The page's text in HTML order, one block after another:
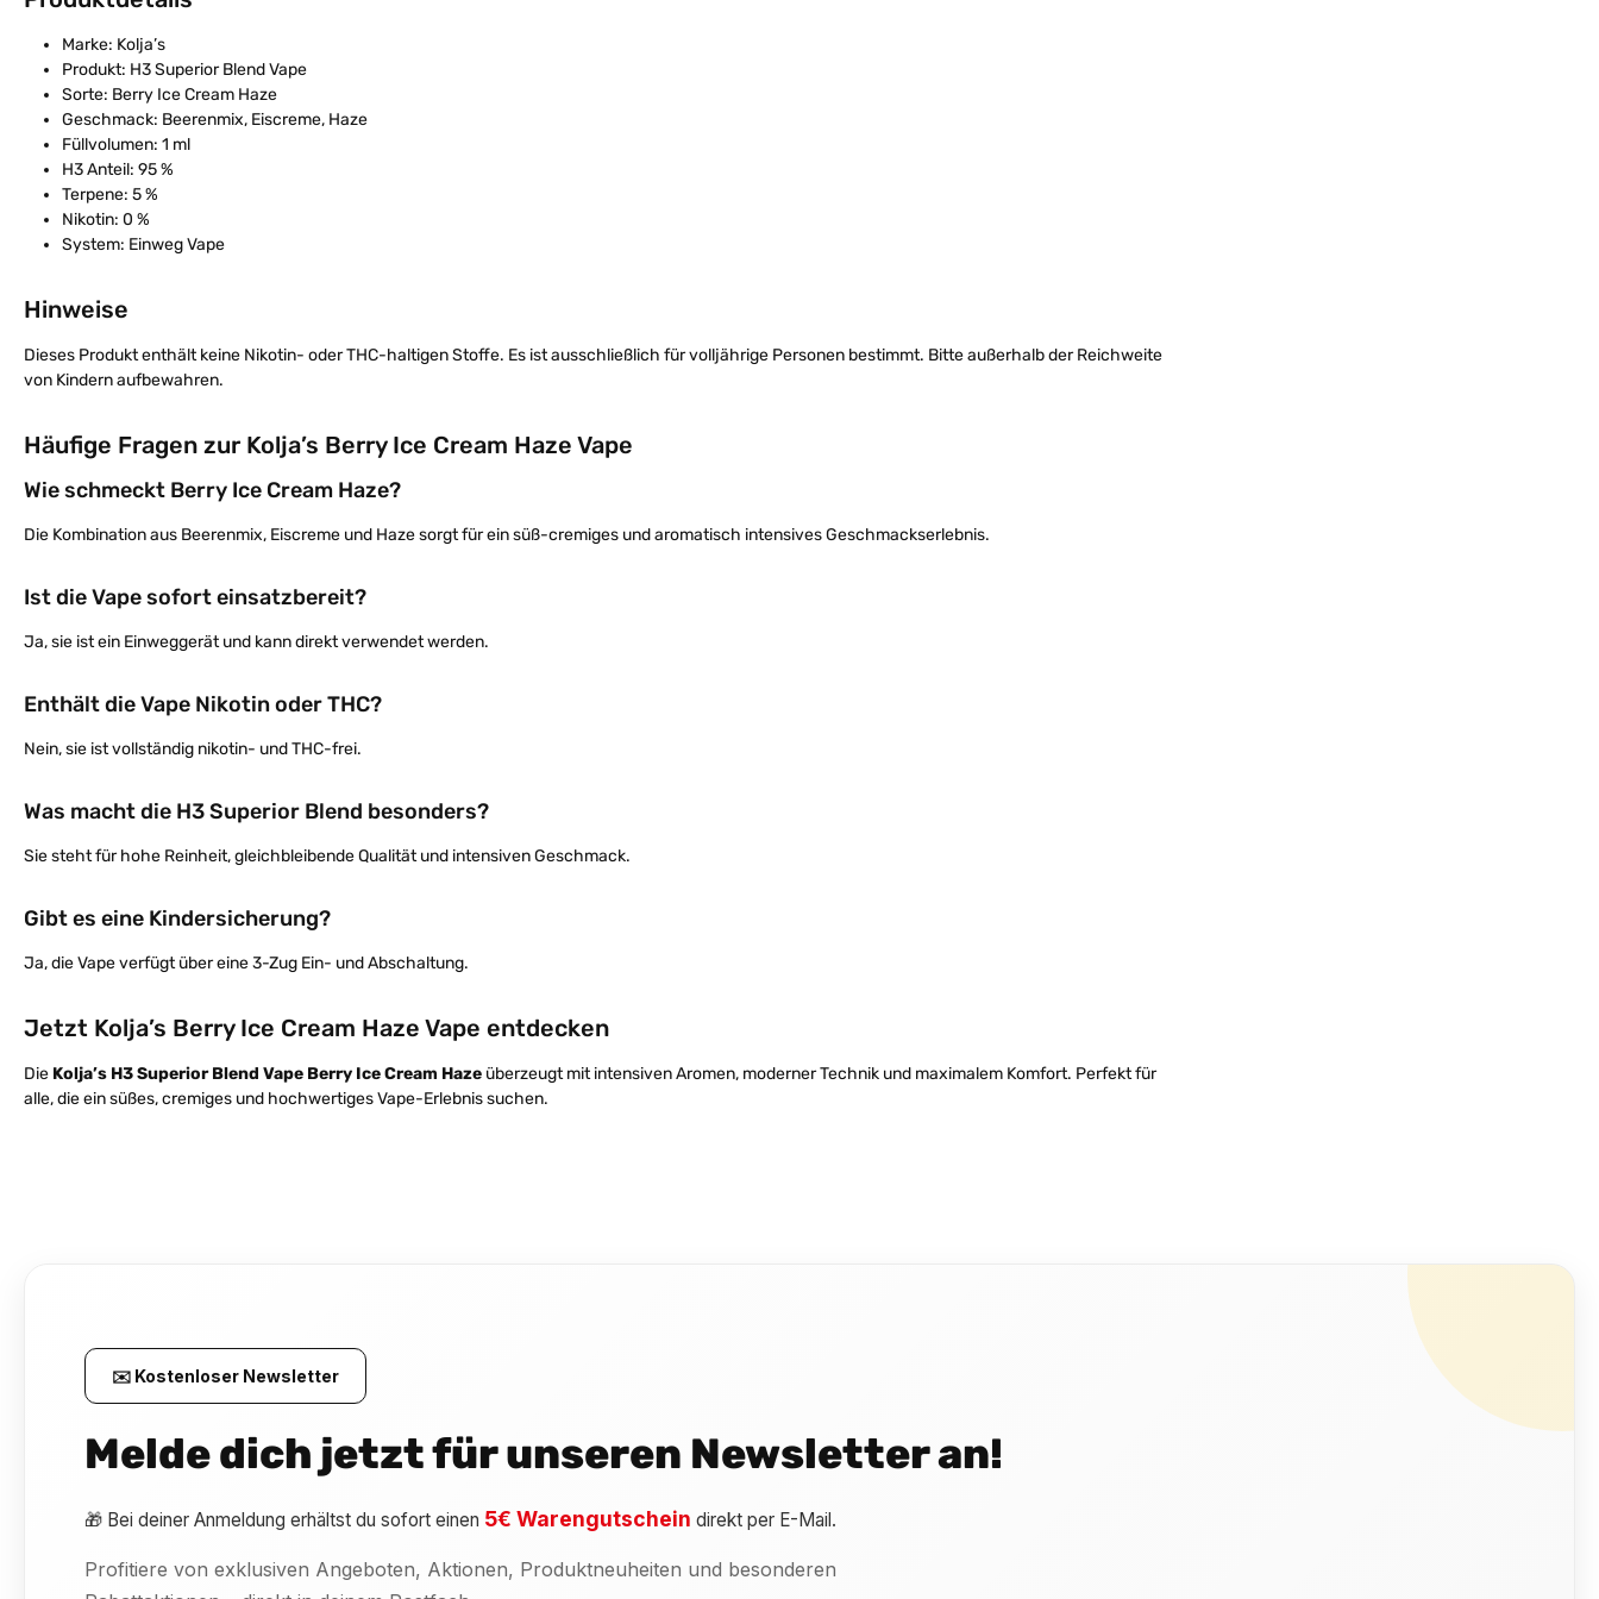
Marke: Kolja’s
Produkt: H3 Superior Blend Vape
Sorte: Berry Ice Cream Haze
Geschmack: Beerenmix, Eiscreme, Haze
Füllvolumen: 1 ml
H3 Anteil: 95 %
Terpene: 5 %
Nikotin: 0 %
System: Einweg Vape
Hinweise
Dieses Produkt enthält keine Nikotin- oder THC-haltigen Stoffe. Es ist ausschließlich für volljährige Personen bestimmt. Bitte außerhalb der Reichweite
von Kindern aufbewahren.
Häufige Fragen zur Kolja’s Berry Ice Cream Haze Vape
Wie schmeckt Berry Ice Cream Haze?
Die Kombination aus Beerenmix, Eiscreme und Haze sorgt für ein süß-cremiges und aromatisch intensives Geschmackserlebnis.
Ist die Vape sofort einsatzbereit?
Ja, sie ist ein Einweggerät und kann direkt verwendet werden.
Enthält die Vape Nikotin oder THC?
Nein, sie ist vollständig nikotin- und THC-frei.
Was macht die H3 Superior Blend besonders?
Sie steht für hohe Reinheit, gleichbleibende Qualität und intensiven Geschmack.
Gibt es eine Kindersicherung?
Ja, die Vape verfügt über eine 3-Zug Ein- und Abschaltung.
Jetzt Kolja’s Berry Ice Cream Haze Vape entdecken
Die Kolja’s H3 Superior Blend Vape Berry Ice Cream Haze überzeugt mit intensiven Aromen, moderner Technik und maximalem Komfort. Perfekt für
alle, die ein süßes, cremiges und hochwertiges Vape-Erlebnis suchen.
✉️ Kostenloser Newsletter
Melde dich jetzt für unseren Newsletter an!
🎁 Bei deiner Anmeldung erhältst du sofort einen 5€ Warengutschein direkt per E-Mail.
Profitiere von exklusiven Angeboten, Aktionen, Produktneuheiten und besonderen